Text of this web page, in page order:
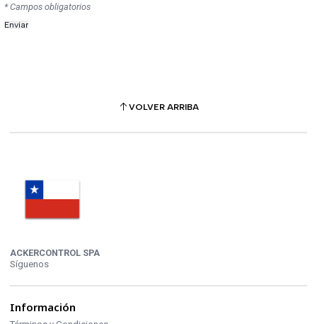
* Campos obligatorios
VOLVER ARRIBA
ACKERCONTROL SPA
Síguenos
Información